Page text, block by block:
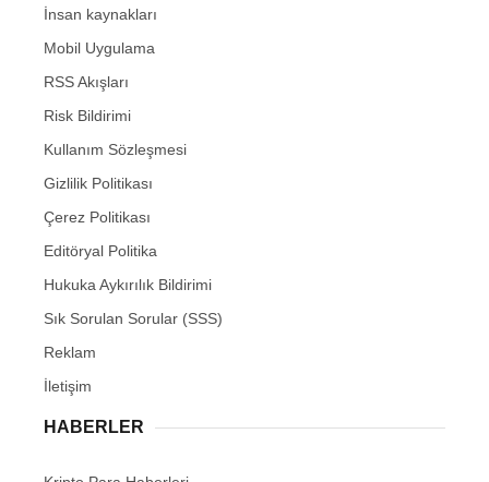
İnsan kaynakları
Mobil Uygulama
RSS Akışları
Risk Bildirimi
Kullanım Sözleşmesi
Gizlilik Politikası
Çerez Politikası
Editöryal Politika
Hukuka Aykırılık Bildirimi
Sık Sorulan Sorular (SSS)
Reklam
İletişim
HABERLER